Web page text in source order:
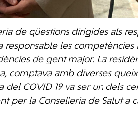
de qüestions dirigides als
responsable les competències
de gent major. La
comptava amb diverses
COVID 19 va ser un dels
per la Conselleria de Salut a